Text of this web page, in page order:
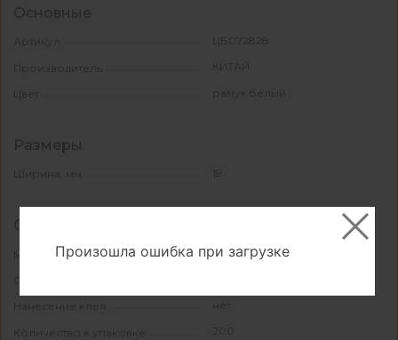
Основные
Артикул ЦБ072828
Производитель КИТАЙ
Цвет рамух белый
Размеры
Ширина, мм 19
Свойства и материалы
Материал ПВХ
Нанесение клея нет
Количество в упаковке 200
Произошла ошибка при загрузке